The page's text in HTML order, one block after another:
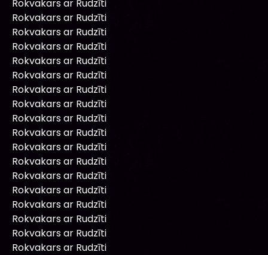
Rokvakars ar Rudzīti
Rokvakars ar Rudzīti
Rokvakars ar Rudzīti
Rokvakars ar Rudzīti
Rokvakars ar Rudzīti
Rokvakars ar Rudzīti
Rokvakars ar Rudzīti
Rokvakars ar Rudzīti
Rokvakars ar Rudzīti
Rokvakars ar Rudzīti
Rokvakars ar Rudzīti
Rokvakars ar Rudzīti
Rokvakars ar Rudzīti
Rokvakars ar Rudzīti
Rokvakars ar Rudzīti
Rokvakars ar Rudzīti
Rokvakars ar Rudzīti
Rokvakars ar Rudzīti